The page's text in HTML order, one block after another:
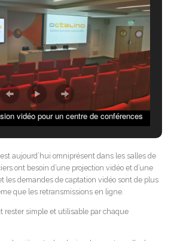
vidéo pour un centre de conférences
aujourd’hui omniprésent dans les salles de
ont besoin d’une projection vidéo et d’une
les demandes de captation vidéo sont de plus
que les retransmissions en ligne.
rester simple et utilisable par chaque